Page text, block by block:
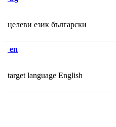
целеви език български
en
target language English